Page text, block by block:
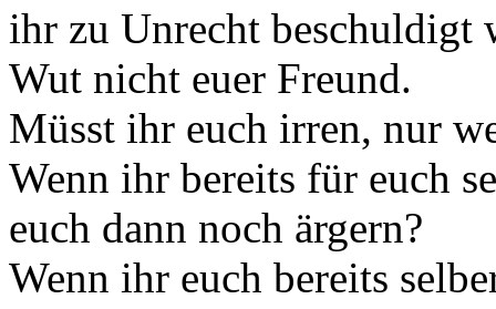
ihr zu Unrecht beschuldigt
Wut nicht euer Freund.
Müsst ihr euch irren, nur
Wenn ihr bereits für euch
euch dann noch ärgern?
Wenn ihr euch bereits